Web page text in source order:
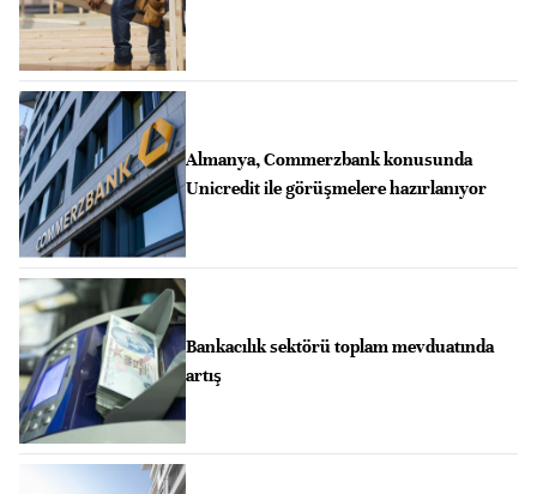
Almanya, Commerzbank konusunda
Unicredit ile görüşmelere hazırlanıyor
Bankacılık sektörü toplam mevduatında
artış